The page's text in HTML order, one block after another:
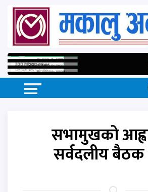
सभामुखको
सर्वदलीय